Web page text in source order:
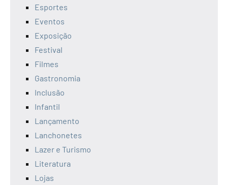
Esportes
Eventos
Exposição
Festival
Filmes
Gastronomia
Inclusão
Infantil
Lançamento
Lanchonetes
Lazer e Turismo
Literatura
Lojas